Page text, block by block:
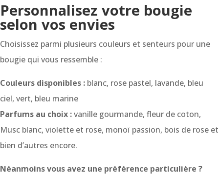
Personnalisez votre bougie
selon vos envies
Choisissez parmi plusieurs couleurs et senteurs pour une
bougie qui vous ressemble :
Couleurs disponibles : blanc, rose pastel, lavande, bleu
ciel, vert, bleu marine
Parfums au choix :vanille gourmande, fleur de coton,
Musc blanc, violette et rose, monoï passion, bois de rose et
bien d’autres encore.
Néanmoins vous avez une préférence particulière ?